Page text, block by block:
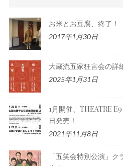
お米とお豆腐、終了！
2017年1月30日
大蔵流五家狂言会の詳
2025年1月31日
1月開催、THEATRE
日発売！
2021年11月8日
「五笑会特別公演」